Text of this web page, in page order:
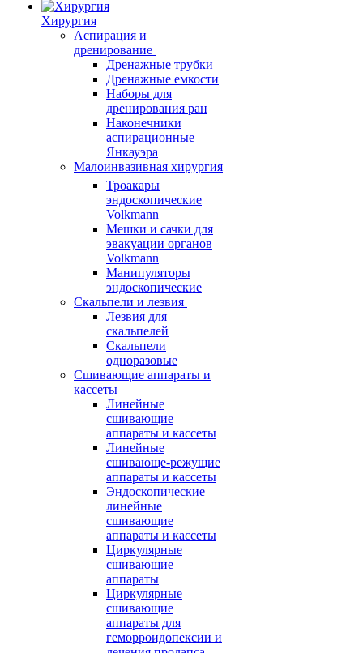
Хирургия
Аспирация и
дренирование
Дренажные трубки
Дренажные емкости
Наборы для
дренирования ран
Наконечники
аспирационные
Янкауэра
Малоинвазивная хирургия
Троакары
эндоскопические
Volkmann
Мешки и сачки для
эвакуации органов
Volkmann
Манипуляторы
эндоскопические
Скальпели и лезвия
Лезвия для
скальпелей
Скальпели
одноразовые
Сшивающие аппараты и
кассеты
Линейные
сшивающие
аппараты и кассеты
Линейные
сшивающе-режущие
аппараты и кассеты
Эндоскопические
линейные
сшивающие
аппараты и кассеты
Циркулярные
сшивающие
аппараты
Циркулярные
сшивающие
аппараты для
геморроидопексии и